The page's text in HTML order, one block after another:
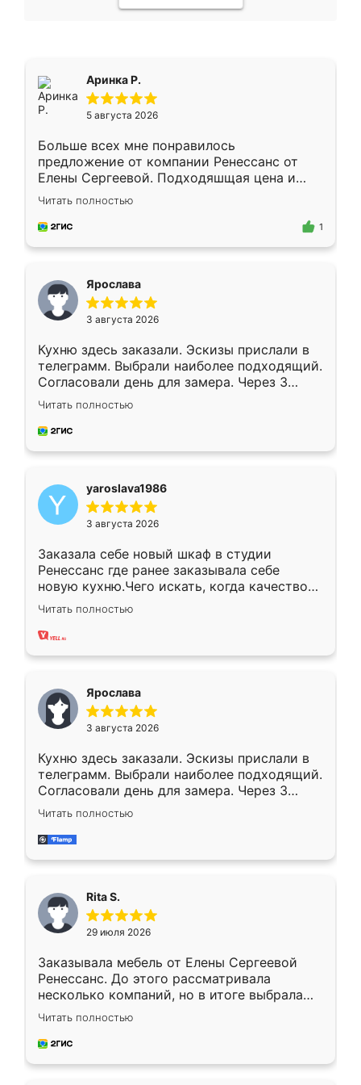
Аринка Р.
5 августа 2026
Больше всех мне понравилось
предложение от компании Ренессанс от
Елены Сергеевой. Подходяшщая цена и
короткие сроки изготовления. Приехавший
для замера сотрудник Владислав
предложил по моему эскизу самый
Читать полностью
1
Ярослава
3 августа 2026
Кухню здесь заказали. Эскизы прислали в
телеграмм. Выбрали наиболее подходящий.
Согласовали день для замера. Через 3
недели кухня была уже готова. Остались
довольны работой. Спасибо Ренессанс
мебель за качественную работу!
Читать полностью
yaroslava1986
3 августа 2026
Заказала себе новый шкаф в студии
Ренессанс где ранее заказывала себе
новую кухню.Чего искать, когда качеством
вполне довольна. Служит кухня уже почти
два года, нареканий нет.
Читать полностью
Ярослава
3 августа 2026
Кухню здесь заказали. Эскизы прислали в
телеграмм. Выбрали наиболее подходящий.
Согласовали день для замера. Через 3
недели кухня была уже готова. Остались
довольны работой. Спасибо Ренессанс
мебель за качественную работу!
Читать полностью
Rita S.
29 июля 2026
Заказывала мебель от Елены Сергеевой
Ренессанс. До этого рассматривала
несколько компаний, но в итоге выбрала
эту. Сначала обговорили условия, потом
приехал замерщик, всё спокойно объяснил
и снял размеры. Изготовили в срок, с
Читать полностью